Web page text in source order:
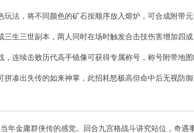
玩法，将不同颜色的矿石按顺序放入熔炉，可合成附带
三生三世副本，两人同时在场时触发合击技伤害增加四
，连续击败历代高手镜像可获得专属称号，称号附带地
拼凑出失传的如来神掌，此招耗怒极高但命中后无视防御
年金庸群侠传的感觉。回合九宫格战斗讲究站位，奇